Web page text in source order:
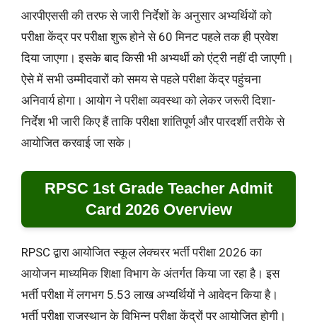
आरपीएससी की तरफ से जारी निर्देशों के अनुसार अभ्यर्थियों को
परीक्षा केंद्र पर परीक्षा शुरू होने से 60 मिनट पहले तक ही प्रवेश
दिया जाएगा। इसके बाद किसी भी अभ्यर्थी को एंट्री नहीं दी जाएगी।
ऐसे में सभी उम्मीदवारों को समय से पहले परीक्षा केंद्र पहुंचना
अनिवार्य होगा। आयोग ने परीक्षा व्यवस्था को लेकर जरूरी दिशा-
निर्देश भी जारी किए हैं ताकि परीक्षा शांतिपूर्ण और पारदर्शी तरीके से
आयोजित करवाई जा सके।
RPSC 1st Grade Teacher Admit
Card 2026 Overview
RPSC द्वारा आयोजित स्कूल लेक्चरर भर्ती परीक्षा 2026 का
आयोजन माध्यमिक शिक्षा विभाग के अंतर्गत किया जा रहा है। इस
भर्ती परीक्षा में लगभग 5.53 लाख अभ्यर्थियों ने आवेदन किया है।
भर्ती परीक्षा राजस्थान के विभिन्न परीक्षा केंद्रों पर आयोजित होगी।